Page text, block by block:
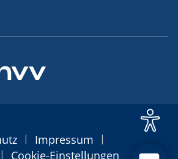
| Impressum |
| Cookie-Einstellungen